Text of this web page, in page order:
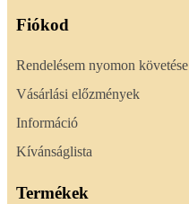
Fiókod
Rendelésem nyomon követése
Vásárlási előzmények
Információ
Kívánságlista
Termékek